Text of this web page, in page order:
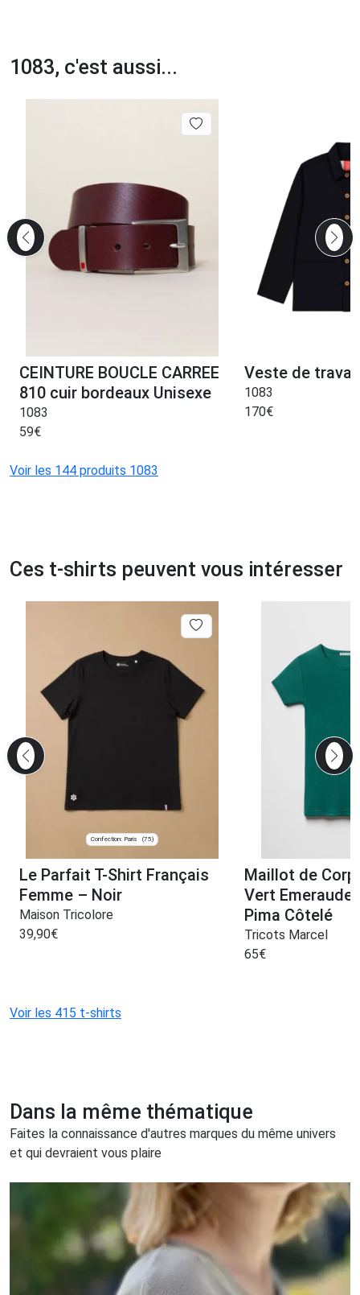
1083, c'est aussi...
CEINTURE BOUCLE CARREE
810 cuir bordeaux Unisexe
1083
59€
Veste de
1083
170€
Voir les 144 produits 1083
Ces t-shirts peuvent vous intéresser
Confection: Paris (75)
Le Parfait T-Shirt Français
Femme – Noir
Maison Tricolore
39,90€
Maillot de
Vert Emeraude
Pima Côtelé
Tricots Marcel
65€
Voir les 415 t-shirts
Dans la même thématique
Faites la connaissance d'autres marques du même univers
et qui devraient vous plaire